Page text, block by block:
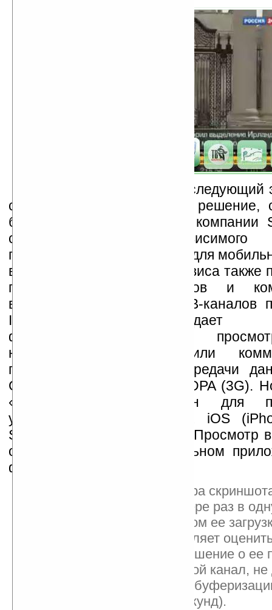
Анонсируемый сегодня следующий
сервиса «Видеопортал» – решение,
базе приложения SPB TV компании
самого крупного независимого
программного обеспечения для
в мире. Новый вариант сервиса также
пользователям смартфонов и
возможность просмотра ТВ-каналов
IP-TV, но обладает
функциональностью. Для
необходим смартфон или
поддержкой технологий передачи
GPRS/EDGE или UMTS/HSDPA (3G).
«Видеопортала» доступен для
устройств на платформах iOS
Symbian и Windows Phone. Просмотр
осуществляется в специальном
функций которого:
Возможность просмотра
(обновляется на сервере раз в
секунды) перед началом ее
устройство. Это позволяет
передачи и принять решение о ее
переключении на другой канал,
завершения процесса
среднем несколько секунд).